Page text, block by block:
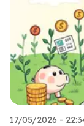
17/05/2026 -